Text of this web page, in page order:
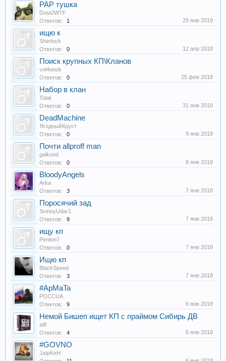
РАР тушка
Dota2WTF
Ответов:
1 25 янв 2019
ищю к
Sherlock
Ответов:
0 12 апр 2018
Поиск крупных КП\Кланов
vol4onok
Ответов:
0 25 фев 2018
Набор в клан
Total
Ответов:
0 31 янв 2018
DeadMachine
ЯгодныйХруст
Ответов:
0 9 янв 2018
Почти allproff man
galkond
Ответов:
0 8 янв 2018
BloodyAngels
Arka
Ответов:
3 7 янв 2018
Поросячий зад
SvinoyUdar1
Ответов:
9 7 янв 2018
ищу кп
Penton7
Ответов:
0 7 янв 2018
Ищю кп
BlackSpeed
Ответов:
3 7 янв 2018
#ApMaTa
POCCUA
Ответов:
9 6 янв 2018
Немой Бишеп ищет КП с праймом Сибирь ДВ
ai9
Ответов:
4 6 янв 2018
#GOVNO
JaIpKeH